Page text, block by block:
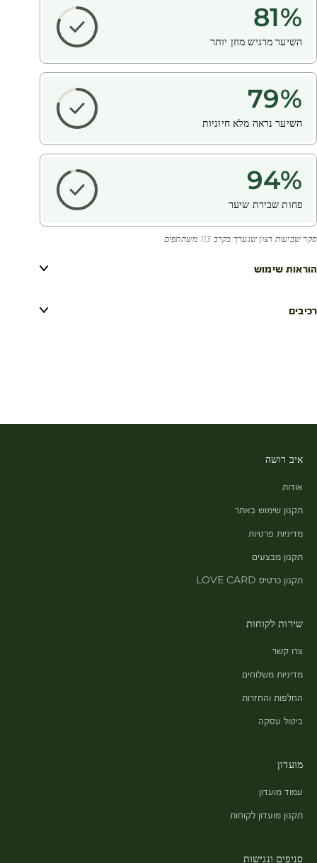
81%
השיער מרגיש מוזן יותר
79%
השיער נראה מלא חיוניות
94%
פחות שבירת שיער
סקר שביעות רצון שנערך בקרב 113 משתתפים
הוראות שימוש
רכיבים
איב רושה
אודות
תקנון שימוש באתר
מדיניות פרטיות
תקנון מבצעים
תקנון כרטיס LOVE CARD
שירות לקוחות
צרו קשר
מדיניות משלוחים
החלפות והחזרות
ביטול עסקה
מועדון
עמוד מועדון
תקנון מועדון לקוחות
סניפים ונגישות